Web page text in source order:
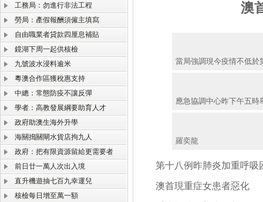
工務局：勿進行非法工程
勞局：產假報酬須僱主填寫
自由職業者貸款四厘息補貼
鏡湖下周一起供核檢
九號波水浸料逾米
粵澳合作區獲稅惠支持
中總：常態防疫不讓反彈
學者：高教發展綱要助育人才
政府助澳生海外升學
海關搗關閘水貨店拘九人
政府：把有限資源留給更需要者
前日廿一萬人次出入境
直升機遊抽七百九幸運兒
核檢每日增至萬一額
澳
當局強調現今疫情不低於
應急協調中心昨下午五時
羅奕龍
第十八例昨肺炎加重呼吸
澳首現重症女患者惡化